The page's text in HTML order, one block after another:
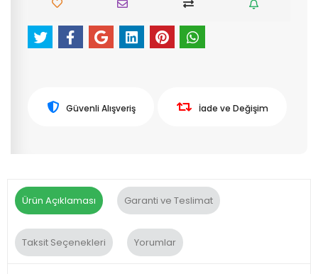
Güvenli Alışveriş İade ve Değişim
Ürün Açıklaması Garanti ve Teslimat
Taksit Seçenekleri Yorumlar